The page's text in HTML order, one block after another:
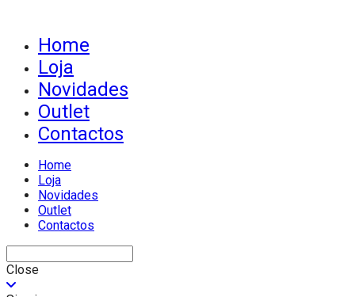
Home
Loja
Novidades
Outlet
Contactos
Home
Loja
Novidades
Outlet
Contactos
Close